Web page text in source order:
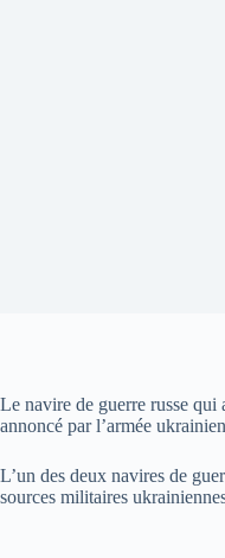
Le navire de guerre russe qui
annoncé par l’armée
L’un des deux navires de
sources militaires